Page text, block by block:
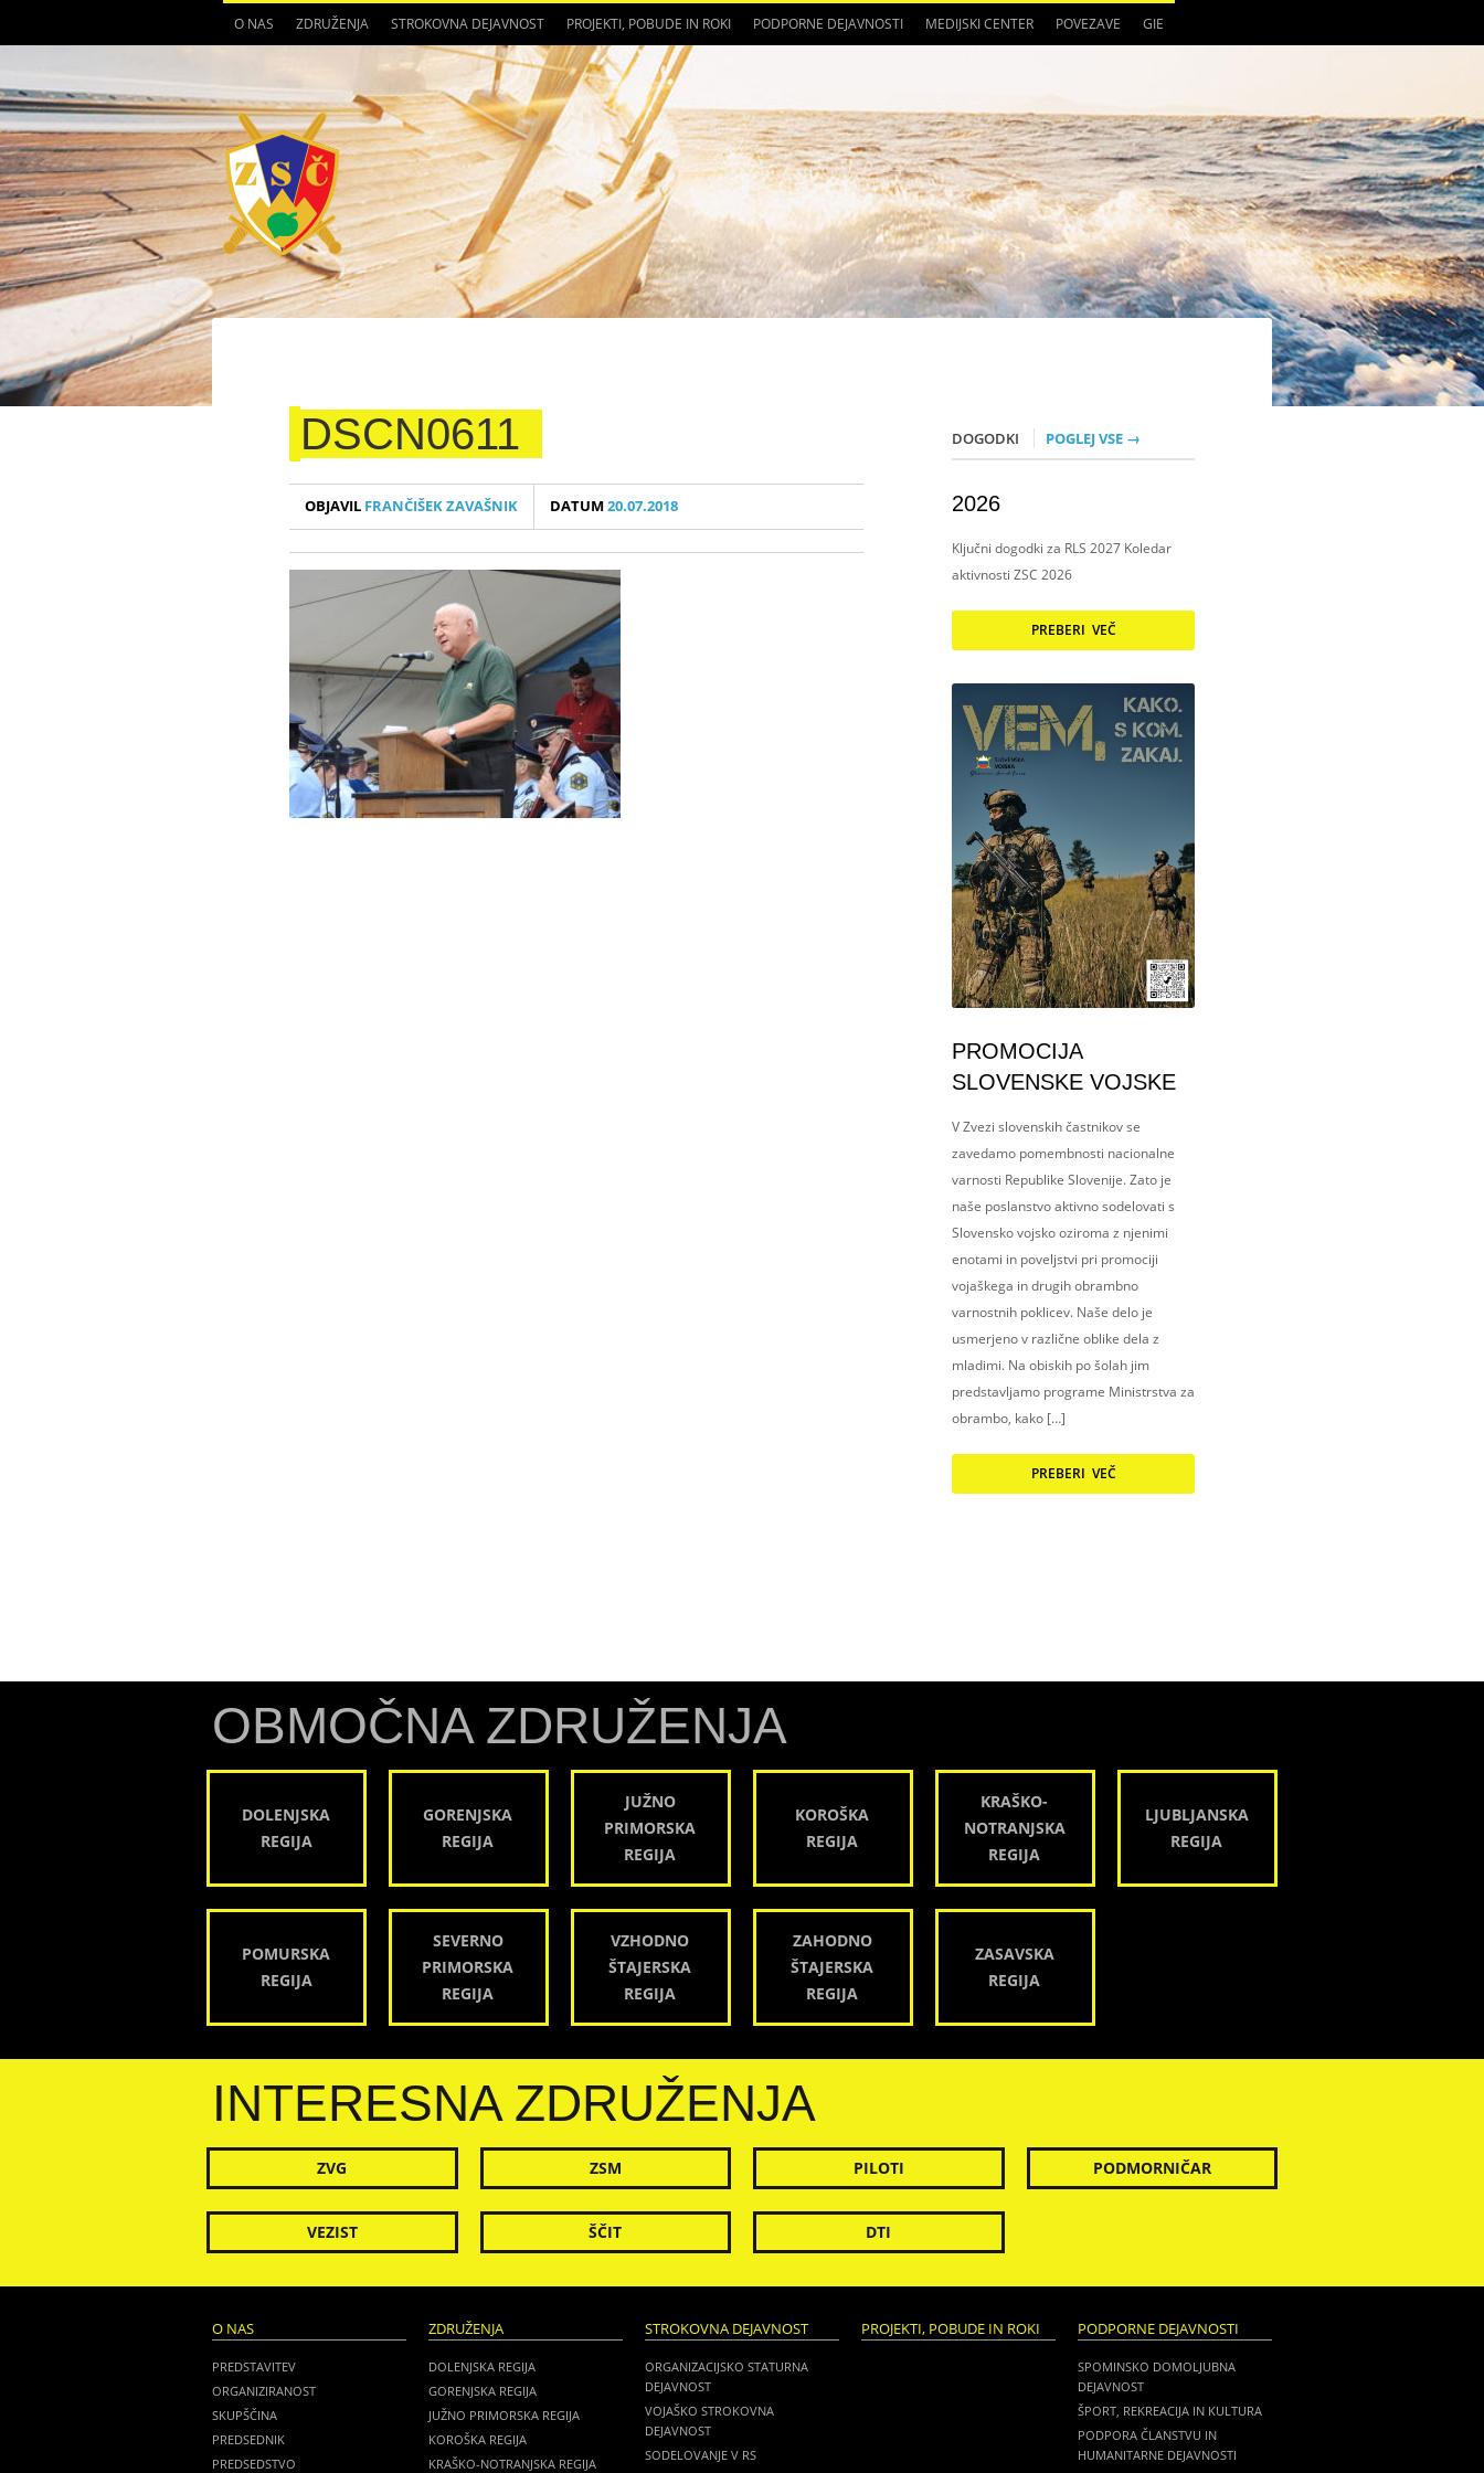
O NAS ZDRUŽENJA STROKOVNA DEJAVNOST PROJEKTI, POBUDE IN ROKI PODPORNE DEJAVNOSTI MEDIJSKI CENTER POVEZAVE GIE
DSCN0611
OBJAVIL FRANČIŠEK ZAVAŠNIK DATUM20.07.2018
DOGODKI POGLEJ VSE →
2026
Ključni dogodki za RLS 2027 Koledar
aktivnosti ZSC 2026
PREBERI VEČ
PROMOCIJA
SLOVENSKE VOJSKE
V Zvezi slovenskih častnikov se
zavedamo pomembnosti nacionalne
varnosti Republike Slovenije. Zato je
naše poslanstvo aktivno sodelovati s
Slovensko vojsko oziroma z njenimi
enotami in poveljstvi pri promociji
vojaškega in drugih obrambno
varnostnih poklicev. Naše delo je
usmerjeno v različne oblike dela z
mladimi. Na obiskih po šolah jim
predstavljamo programe Ministrstva za
obrambo, kako […]
PREBERI VEČ
OBMOČNA ZDRUŽENJA
DOLENJSKA
REGIJA
GORENJSKA
REGIJA
JUŽNO
PRIMORSKA
REGIJA
KOROŠKA
REGIJA
KRAŠKO-
NOTRANJSKA
REGIJA
LJUBLJANSKA
REGIJA
POMURSKA
REGIJA
SEVERNO
PRIMORSKA
REGIJA
VZHODNO
ŠTAJERSKA
REGIJA
ZAHODNO
ŠTAJERSKA
REGIJA
ZASAVSKA
REGIJA
INTERESNA ZDRUŽENJA
ZVG ZSM PILOTI PODMORNIČAR
VEZIST ŠČIT DTI
O NAS
PREDSTAVITEV
ORGANIZIRANOST
SKUPŠČINA
PREDSEDNIK
PREDSEDSTVO
ZDRUŽENJA
DOLENJSKA REGIJA
GORENJSKA REGIJA
JUŽNO PRIMORSKA REGIJA
KOROŠKA REGIJA
KRAŠKO-NOTRANJSKA REGIJA
STROKOVNA DEJAVNOST
ORGANIZACIJSKO STATURNA
DEJAVNOST
VOJAŠKO STROKOVNA
DEJAVNOST
SODELOVANJE V RS
PROJEKTI, POBUDE IN ROKI PODPORNE DEJAVNOSTI
SPOMINSKO DOMOLJUBNA
DEJAVNOST
ŠPORT, REKREACIJA IN KULTURA
PODPORA ČLANSTVU IN
HUMANITARNE DEJAVNOSTI